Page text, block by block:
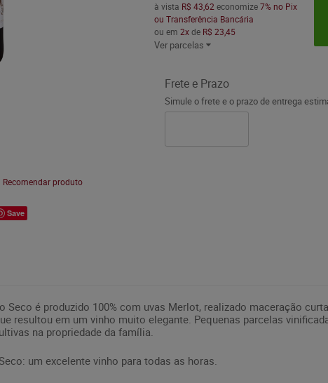
Recomendar produto
Save
à vista R$ 43,62 economize7% no Pix
ou Transferência Bancária
ou em 2xde R$ 23,45
Ver parcelas
Frete e Prazo
Simule o frete e o prazo de entrega
Seco é produzido 100% com uvas Merlot, realizado maceração
resultou em um vinho muito elegante. Pequenas parcelas
na propriedade da família.
um excelente vinho para todas as horas.